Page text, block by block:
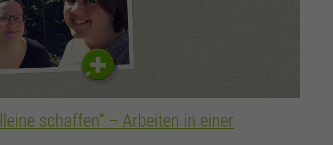
schaffen“ – Arbeiten in einer